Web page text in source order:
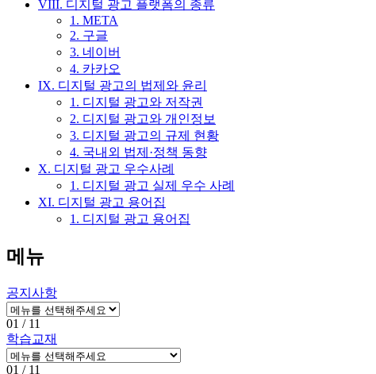
VIII. 디지털 광고 플랫폼의 종류
1. META
2. 구글
3. 네이버
4. 카카오
IX. 디지털 광고의 법제와 윤리
1. 디지털 광고와 저작권
2. 디지털 광고와 개인정보
3. 디지털 광고의 규제 현황
4. 국내외 법제·정책 동향
X. 디지털 광고 우수사례
1. 디지털 광고 실제 우수 사례
XI. 디지털 광고 용어집
1. 디지털 광고 용어집
메뉴
공지사항
01 / 11
학습교재
01 / 11